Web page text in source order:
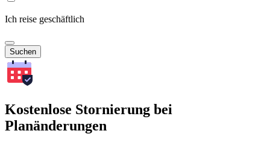
Ich reise geschäftlich
Suchen
Kostenlose Stornierung bei
Planänderungen